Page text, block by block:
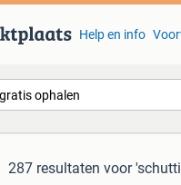
Help en info
287 resultaten voor